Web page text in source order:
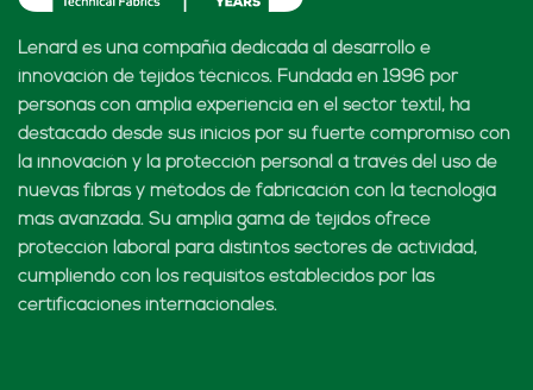
Lenard es una compañía dedicada al desarrollo e
innovación de tejidos técnicos. Fundada en 1996 por
personas con amplia experiencia en el sector textil, ha
destacado desde sus inicios por su fuerte compromiso con
la innovación y la protección personal a través del uso de
nuevas fibras y métodos de fabricación con la tecnología
más avanzada. Su amplia gama de tejidos ofrece
protección laboral para distintos sectores de actividad,
cumpliendo con los requisitos establecidos por las
certificaciones internacionales.